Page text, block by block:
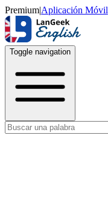
Premium|Aplicación Móvil
Toggle navigation